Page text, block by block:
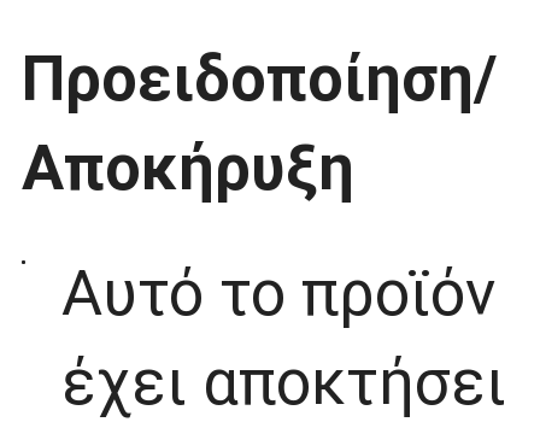
Προειδοποίηση/
Αποκήρυξη
Αυτό το προϊόν
έχει αποκτήσει